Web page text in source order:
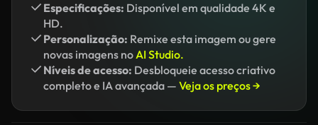
Especificações: Disponível em qualidade 4K e
HD.
Personalização: Remixe esta imagem ou gere
novas imagens noAI Studio.
Níveis de acesso: Desbloqueie acesso criativo
completo e IA avançada — Veja os preços →